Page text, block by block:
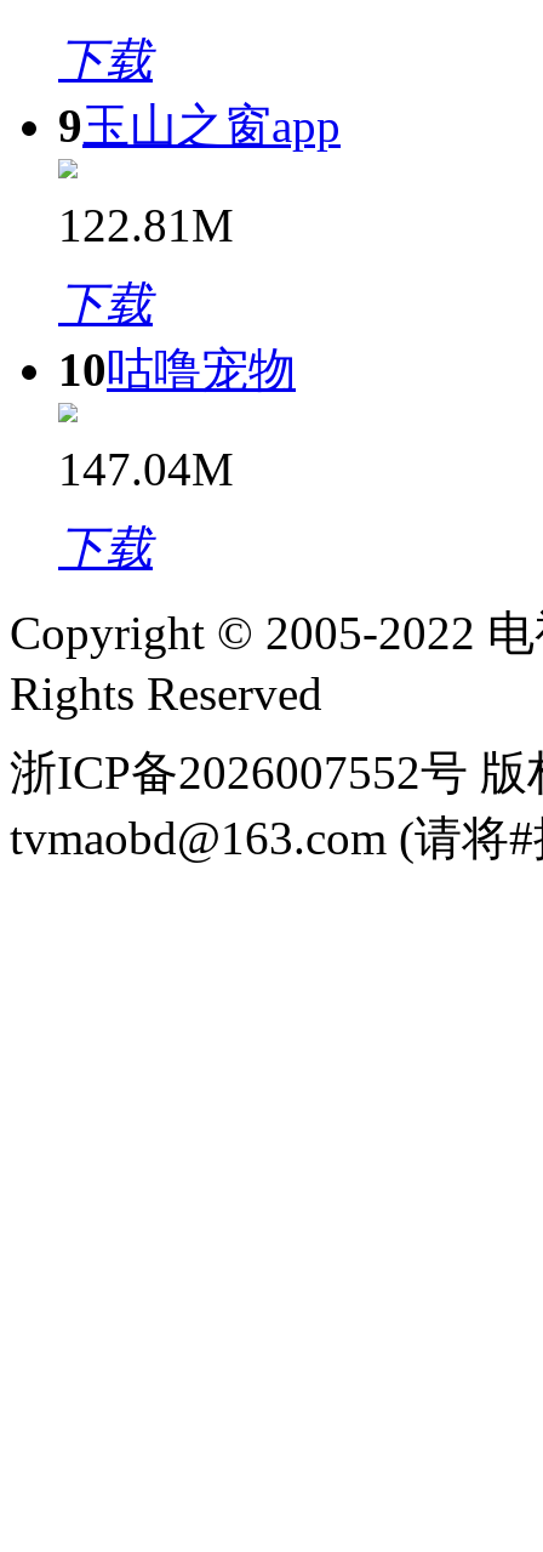
下载
9玉山之窗app
122.81M
下载
10咕噜宠物
147.04M
下载
Copyright © 2005-2022
Rights Reserved
浙ICP备2026007552号
tvmaobd@163.com (请